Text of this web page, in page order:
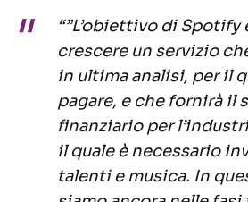
“”L’obiettivo di Spotify
crescere un servizio
in ultima analisi, per il
pagare, e che fornirà il
finanziario per
il quale è necessario
talenti e musica. In